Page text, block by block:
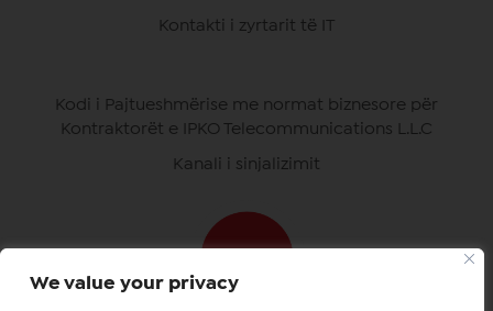
We value your privacy
Kontakti i zyrtarit të IT
Kodi i Pajtueshmërise me normat biznesore për
Kontraktorët e IPKO Telecommunications L.L.C
Kanali i sinjalizimit